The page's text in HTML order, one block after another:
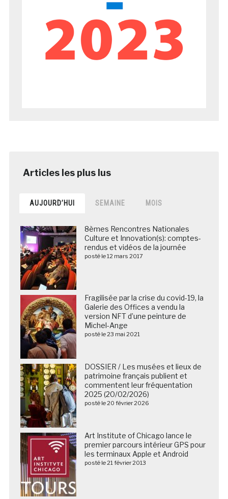
AUJOURD’HUI SEMAINE MOIS
8èmes Rencontres Nationales
Culture et Innovation(s): comptes-
rendus et vidéos de la journée
posté le 12 mars 2017
Fragilisée par la crise du covid-19, la
Galerie des Offices a vendu la
version NFT d’une peinture de
Michel-Ange
posté le 23 mai 2021
DOSSIER / Les musées et lieux de
patrimoine français publient et
commentent leur fréquentation
2025 (20/02/2026)
posté le 20 février 2026
Art Institute of Chicago lance le
premier parcours intérieur GPS pour
les terminaux Apple et Android
posté le 21 février 2013